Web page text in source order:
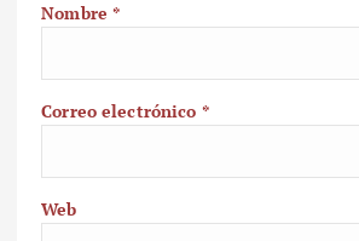
Nombre*
Correo electrónico *
Web